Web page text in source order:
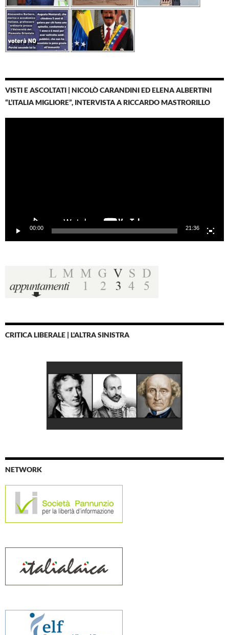
VISTI E ASCOLTATI | NICOLÒ CARANDINI ED ELENA ALBERTINI
“L’ITALIA MIGLIORE”, INTERVISTA A RICCARDO MASTRORILLO
00:00 21:36
CRITICA LIBERALE | L'ALTRA SINISTRA
NETWORK